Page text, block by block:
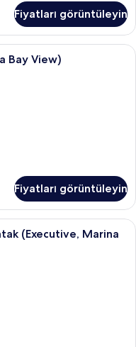
Fiyatları görüntüleyin
İki Ayrı Yataklı Oda
Bay View)
Fiyatları görüntüleyin
Oda, 1 En Büyük (King) Boy
(Executive, Marina